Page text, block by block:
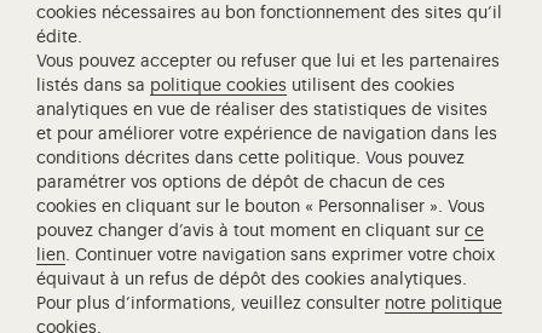
Château de Versailles Spectacles
L'Opéra royal de Versailles
Centre de recherche du château de Versailles
Centre de Musique Baroque de Versailles
Réseau des Résidences Royales Européenne
Société des Amis de Versailles
Académie équestre nationale du domaine de Versailles
Campus Versailles
cookies nécessaires au bon fonctionnement des sites qu’il
édite.
Vous pouvez accepter ou refuser que lui et les partenaires
listés dans sa politique cookies utilisent des cookies
analytiques en vue de réaliser des statistiques de visites
et pour améliorer votre expérience de navigation dans les
conditions décrites dans cette politique. Vous pouvez
paramétrer vos options de dépôt de chacun de ces
cookies en cliquant sur le bouton « Personnaliser ». Vous
pouvez changer d’avis à tout moment en cliquant surce
lien. Continuer votre navigation sans exprimer votre choix
équivaut à un refus de dépôt des cookies analytiques.
Pour plus d’informations, veuillez consulter notre politique
cookies.